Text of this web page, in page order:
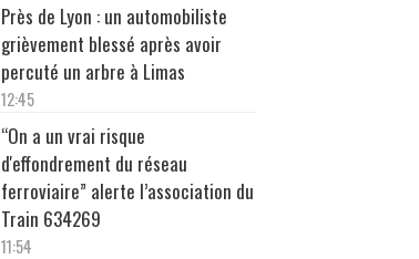
Près de Lyon : un automobiliste
grièvement blessé après avoir
percuté un arbre à Limas
12:45
“On a un vrai risque
d'effondrement du réseau
ferroviaire” alerte l’association du
Train 634269
11:54